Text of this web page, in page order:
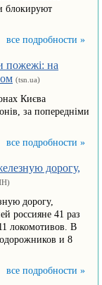
блокируют
все подробности »
пожежі: на
(tsn.ua)
Києва
за попередніми
все подробности »
дорогу,
дорогу,
россияне 41 раз
локомотивов. В
и 8
все подробности »